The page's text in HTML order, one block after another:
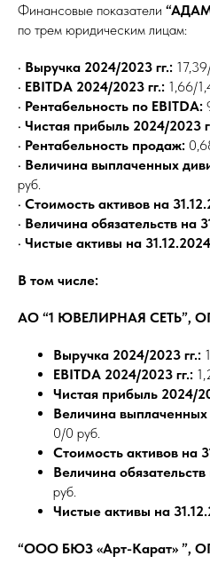
Финансовые показатели
по трем юридическим лицам:
• Выручка 2024/2023 гг.:
• EBITDA 2024/2023 гг.: 1,66/
• Рентабельность по EBITDA:
• Чистая прибыль 2024/2023
• Рентабельность продаж:
• Величина выплаченных
руб.
• Стоимость активов на
• Величина обязательств на
• Чистые активы на
В том числе:
АО “1 ЮВЕЛИРНАЯ СЕТЬ”,
Выручка 2024/2023 гг.:
EBITDA 2024/2023 гг.:
Чистая прибыль 2024/
Величина
0/0 руб.
Стоимость активов на
Величина обязательств
руб.
Чистые активы на
“ООО БЮЗ «Арт-Карат» ”,